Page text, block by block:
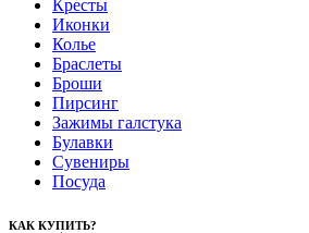
Кресты
Иконки
Колье
Браслеты
Броши
Пирсинг
Зажимы галстука
Булавки
Сувениры
Посуда
КАК КУПИТЬ?